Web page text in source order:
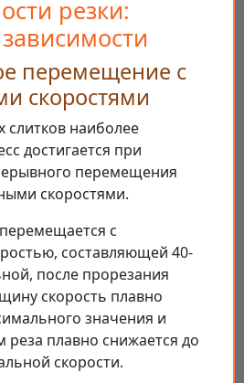
резки:
перемещение с
скоростями
слитков наиболее
достигается при
перемещения
скоростями.
с
составляющей 40-
после прорезания
скорость плавно
значения и
реза плавно снижается до
скорости.